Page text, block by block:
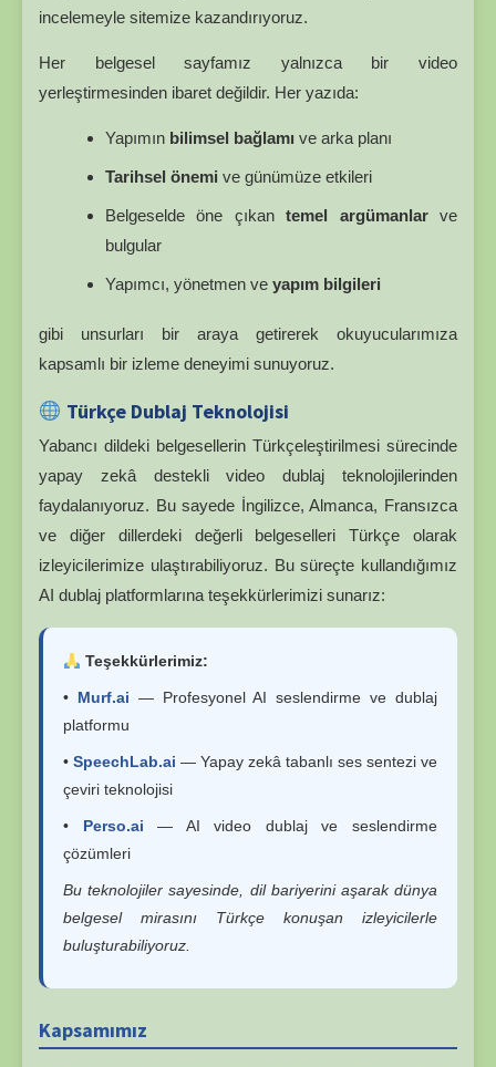
incelemeyle sitemize kazandırıyoruz.
Her belgesel sayfamız yalnızca bir video
yerleştirmesinden ibaret değildir. Her yazıda:
Yapımın bilimsel bağlamı ve arka planı
Tarihsel önemi ve günümüze etkileri
Belgeselde öne çıkantemel argümanlarve
bulgular
Yapımcı, yönetmen ve yapım bilgileri
gibi unsurları bir araya getirerek okuyucularımıza
kapsamlı bir izleme deneyimi sunuyoruz.
Türkçe Dublaj Teknolojisi
Yabancı dildeki belgesellerin Türkçeleştirilmesi sürecinde
yapay zekâ destekli video dublaj teknolojilerinden
faydalanıyoruz. Bu sayede İngilizce, Almanca, Fransızca
ve diğer dillerdeki değerli belgeselleri Türkçe olarak
izleyicilerimize ulaştırabiliyoruz. Bu süreçte kullandığımız
AI dublaj platformlarına teşekkürlerimizi sunarız:
Teşekkürlerimiz:
• Murf.ai — Profesyonel AI seslendirme ve dublaj
platformu
• SpeechLab.ai — Yapay zekâ tabanlı ses sentezi ve
çeviri teknolojisi
• Perso.ai — AI video dublaj ve seslendirme
çözümleri
Bu teknolojiler sayesinde, dil bariyerini aşarak dünya
belgesel mirasını Türkçe konuşan izleyicilerle
buluşturabiliyoruz.
Kapsamımız